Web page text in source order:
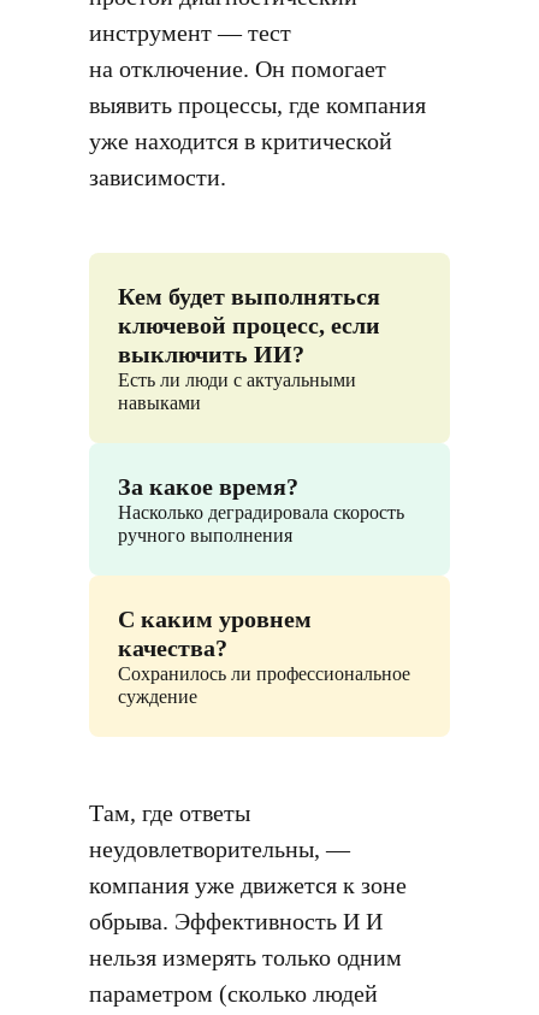
инструмент — тест
на отключение. Он помогает
выявить процессы, где компания
уже находится в критической
зависимости.
Кем будет выполняться
ключевой процесс, если
выключить ИИ?
Есть ли люди с актуальными
навыками
За какое время?
Насколько деградировала скорость
ручного выполнения
С каким уровнем
качества?
Сохранилось ли профессиональное
суждение
Там, где ответы
неудовлетворительны, —
компания уже движется к зоне
обрыва. Эффективность И И
нельзя измерять только одним
параметром (сколько людей